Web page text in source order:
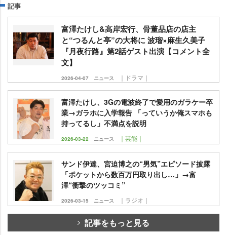
記事
富澤たけし&高岸宏行、骨董品店の店主
と“つるんと亭”の大将に 波瑠×麻生久美子
『月夜行路』第2話ゲスト出演【コメント全
文】
2026-04-07 ニュース ｜ドラマ｜
富澤たけし、3Gの電波終了で愛用のガラケー卒
業→ガラホに入学報告 「っていうか俺スマホも
持ってるし」不満点を説明
2026-03-22 ニュース ｜芸能｜
サンド伊達、宮迫博之の“男気”エピソード披露
「ポケットから数百万円取り出し…」→富
澤“衝撃のツッコミ”
2026-03-15 ニュース ｜ラジオ｜
記事をもっと見る